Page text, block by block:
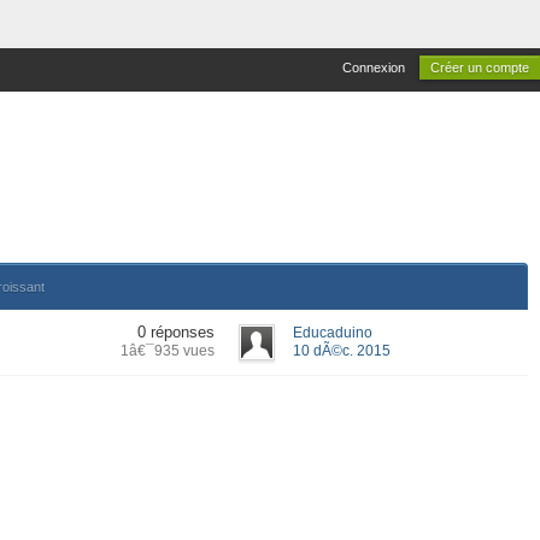
Connexion Créer un compte
0 réponses
1â€¯935 vues
Educaduino
10 dÃ©c. 2015